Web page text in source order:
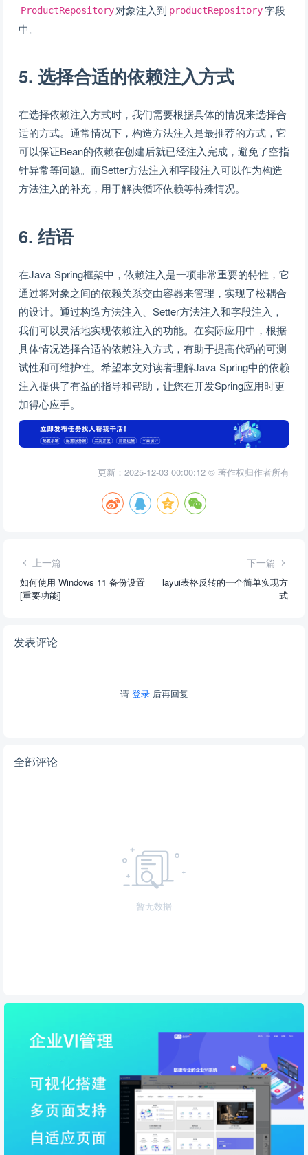
ProductRepository 对象注入到 productRepository字段
中。
5. 选择合适的依赖注入方式
在选择依赖注入方式时，我们需要根据具体的情况来选择合
适的方式。通常情况下，构造方法注入是最推荐的方式，它
可以保证Bean的依赖在创建后就已经注入完成，避免了空指
针异常等问题。而Setter方法注入和字段注入可以作为构造
方法注入的补充，用于解决循环依赖等特殊情况。
6. 结语
在Java Spring框架中，依赖注入是一项非常重要的特性，它
通过将对象之间的依赖关系交由容器来管理，实现了松耦合
的设计。通过构造方法注入、Setter方法注入和字段注入，
我们可以灵活地实现依赖注入的功能。在实际应用中，根据
具体情况选择合适的依赖注入方式，有助于提高代码的可测
试性和可维护性。希望本文对读者理解Java Spring中的依赖
注入提供了有益的指导和帮助，让您在开发Spring应用时更
加得心应手。
更新：2025-12-03 00:00:12 © 著作权归作者所有
上一篇
如何使用 Windows 11 备份设置
[重要功能]
下一篇
layui表格反转的一个简单实现方
式
发表评论
请 登录后再回复
全部评论
暂无数据